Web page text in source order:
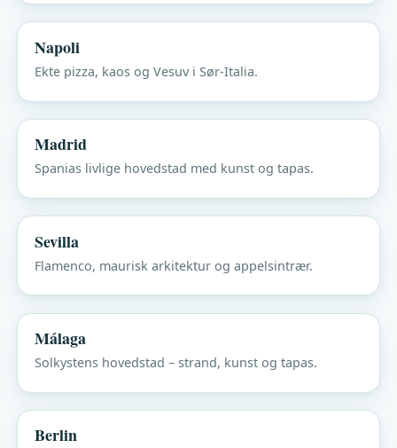
Napoli
Ekte pizza, kaos og Vesuv i Sør-Italia.
Madrid
Spanias livlige hovedstad med kunst og tapas.
Sevilla
Flamenco, maurisk arkitektur og appelsintrær.
Málaga
Solkystens hovedstad – strand, kunst og tapas.
Berlin